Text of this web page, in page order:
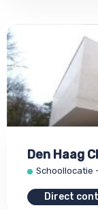
Den Haag
Schoollocatie
Direct